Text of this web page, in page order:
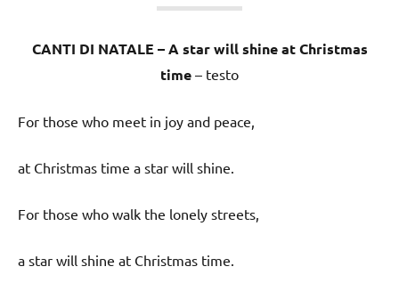
CANTI DI NATALE – A star will shine at Christmas
time – testo
For those who meet in joy and peace,
at Christmas time a star will shine.
For those who walk the lonely streets,
a star will shine at Christmas time.